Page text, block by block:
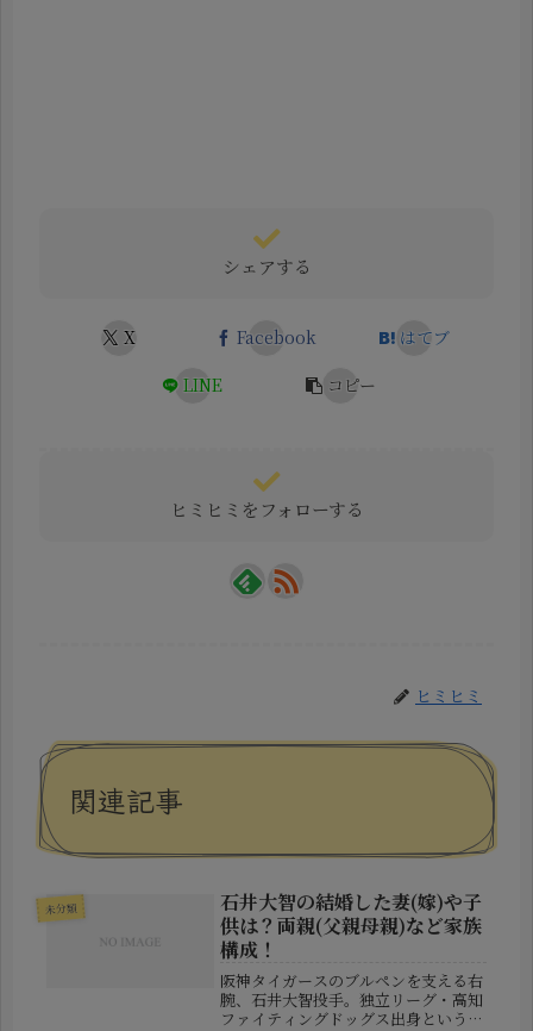
シェアする
X Facebook
はてブ
LINE
コピー
ヒミヒミをフォローする
ヒミヒミ
関連記事
未分類
石井大智の結婚した妻(嫁)や子
供は？両親(父親母親)など家族
構成！
阪神タイガースのブルペンを支える右
腕、石井大智投手。独立リーグ・高知
ファイティングドッグス出身という異